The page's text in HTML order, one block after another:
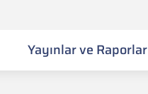
Yayınlar ve Raporlar